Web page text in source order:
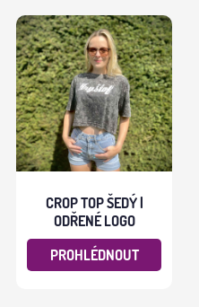
CROP TOP ŠEDÝ |
ODŘENÉ LOGO
PROHLÉDNOUT